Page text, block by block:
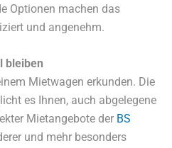
Optionen machen das
und angenehm.
bleiben
Mietwagen erkunden. Die
es Ihnen, auch abgelegene
Mietangebote der BS
und mehr besonders